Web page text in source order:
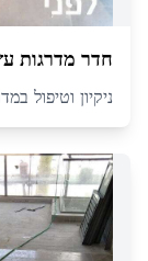
חדר מדרגות
ניקיון וטיפול